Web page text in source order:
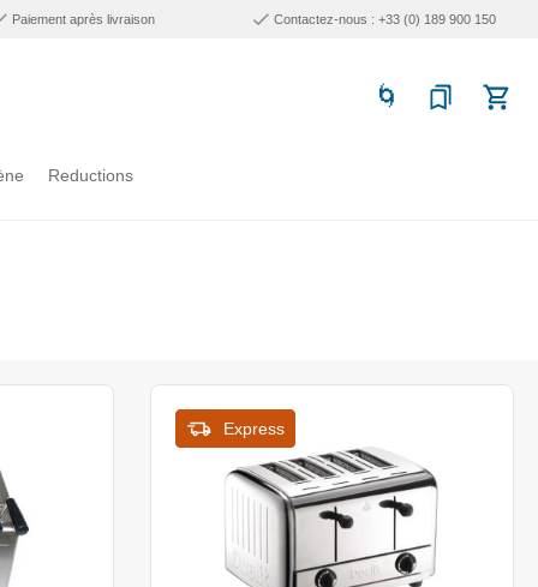
Paiement après livraison Contactez-nous : +33 (0) 189 900 150
Reductions
Express